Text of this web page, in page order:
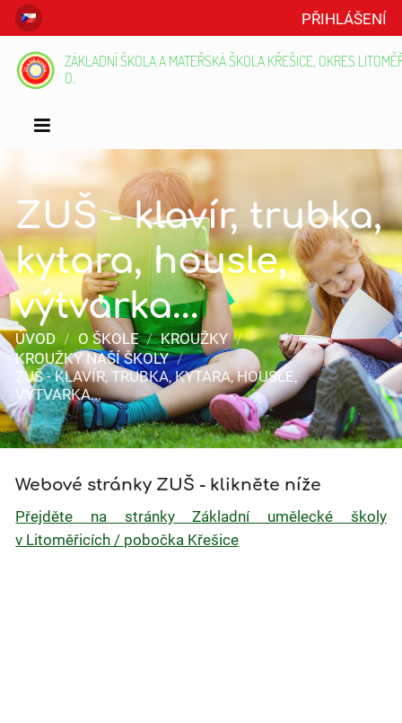
PŘIHLÁŠENÍ
ZÁKLADNÍ ŠKOLA A MATEŘSKÁ ŠKOLA KŘEŠICE, OKRES
O.
ZUŠ - klavír, trubka,
kytara, housle,
výtvarka...
ÚVOD / O ŠKOLE / KROUŽKY /
KROUŽKY NAŠÍ ŠKOLY /
ZUŠ - KLAVÍR, TRUBKA, KYTARA, HOUSLE,
VÝTVARKA...
ZUŠ
-
klavír,
trubka,
Webové stránky ZUŠ - klikněte níže
Přejděte na stránky Základní umělecké školy
v Litoměřicích / pobočka Křešice